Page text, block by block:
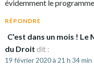
évidemment le
RÉPONDRE
C’est dans un mois !
du Droit dit :
19 février 2020 à 21 h 34 min